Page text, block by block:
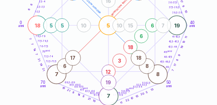
generazione femminile
0
anni
40
anni
50
anni
70
anni
1-2,5
2,5-3,5
3,5-4 36-37,5
37,5-38,5
38,5-39
41-42,5
42,5-43,5
43,5-44
46-47,5
47,5-48,5
48,5-49
51-52,5
52,5-53,5
53,5-54
56-57,5
57,5-58,5
58,5-59
61-62,5
62,5-63,5
63,5-64
66-67,5
67,5-68,5
68,5-69
71-72,5
72,5-73,5
73,5-74
76-77,5
77,5-78,5
78,5-79
6
6
17
9
10
11
10
19
9
8
17
7
13
5
20
15
10
22
11
10
21
8
14
8
21
10
21
14
21
7
14
7
7
18 19
7
5
7 8
12
3
18
6
6
5 7
19
5 10 15
10
6
17
8
18
45anni
55anni
65anni
75anni